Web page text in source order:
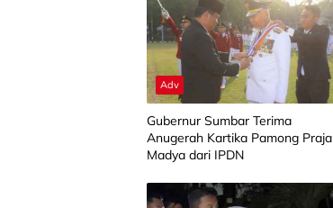
Adv
Gubernur Sumbar Terima
Anugerah Kartika Pamong Praja
Madya dari IPDN